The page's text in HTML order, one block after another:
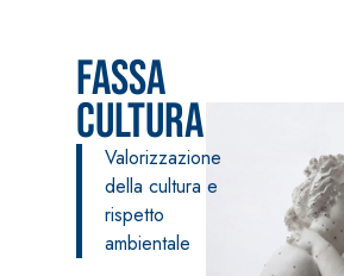
Fassa
cultura
Valorizzazione
della cultura e
rispetto
ambientale